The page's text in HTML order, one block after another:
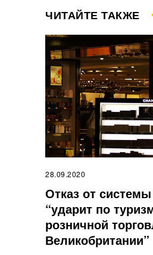
ЧИТАЙТЕ ТАКЖЕ
28.09.2020
Отказ от
“ударит по
розничной
Великобритании”